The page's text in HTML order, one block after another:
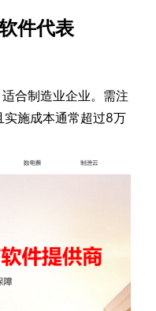
件代表
合制造业企业。需注
实施成本通常超过8万